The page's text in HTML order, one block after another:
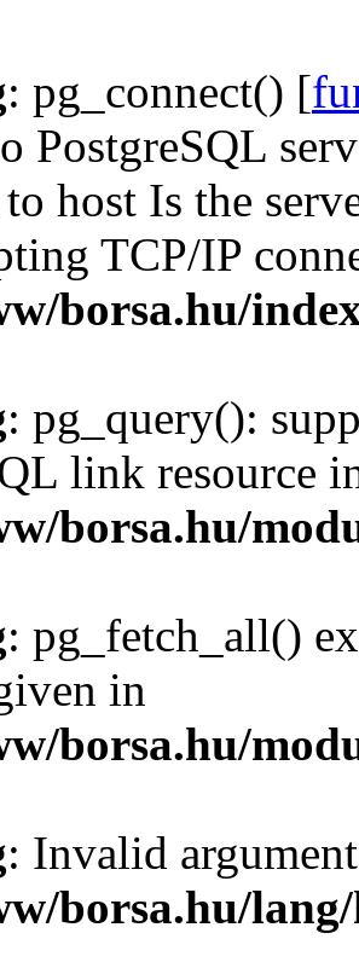
: pg_connect() [
PostgreSQL
host Is the
TCP/IP
borsa.hu/
: pg_query():
link resource
borsa.hu/
: pg_fetch_all()
in
borsa.hu/
: Invalid
borsa.hu/